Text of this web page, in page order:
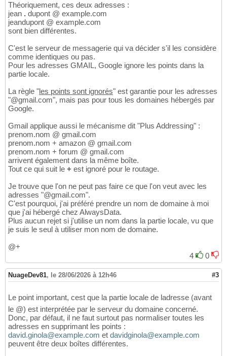
Théoriquement, ces deux adresses :
jean . dupont @ example.com
jeandupont @ example.com
sont bien différentes.
C'est le serveur de messagerie qui va décider s'il les considère
comme identiques ou pas.
Pour les adresses GMAIL, Google ignore les points dans la
partie locale.
La règle "les points sont ignorés" est garantie pour les adresses
"@gmail.com", mais pas pour tous les domaines hébergés par
Google.
Gmail applique aussi le mécanisme dit "Plus Addressing" :
prenom.nom @ gmail.com
prenom.nom + amazon @ gmail.com
prenom.nom + forum @ gmail.com
arrivent également dans la même boîte.
Tout ce qui suit le + est ignoré pour le routage.
Je trouve que l'on ne peut pas faire ce que l'on veut avec les
adresses "@gmail.com".
C'est pourquoi, j'ai préféré prendre un nom de domaine à moi
que j'ai hébergé chez AlwaysData.
Plus aucun rejet si j'utilise un nom dans la partie locale, vu que
je suis le seul à utiliser mon nom de domaine.
@+
4
0
NuageDev81, le 28/06/2026 à 12h46 #3
Le point important, cest que la partie locale de ladresse (avant
le @) est interprétée par le serveur du domaine concerné.
Donc, par défaut, il ne faut surtout pas normaliser toutes les
adresses en supprimant les points :
david.ginola@example.com et davidginola@example.com
peuvent être deux boîtes différentes.